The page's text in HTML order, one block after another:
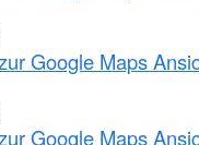
Google Maps
Google Maps